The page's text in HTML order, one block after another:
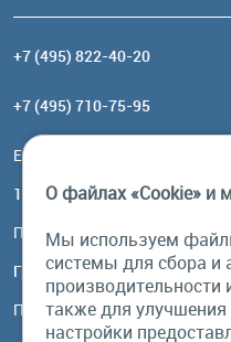
+7 (495) 822-40-20
+7 (495) 710-75-95
Email:
117485, Москва, ул.
Посмотреть на карте
График работы
Пн-Пт: с 10:00 до 18:00
О файлах «Cookie» и
Мы используем
системы для сбора
производительности
также для
настройки